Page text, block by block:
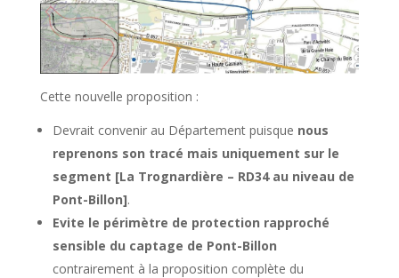
Cette nouvelle proposition :
Devrait convenir au Département puisque nous
reprenons son tracé mais uniquement sur le
segment [La Trognardière – RD34 au niveau de
Pont-Billon].
Evite le périmètre de protection rapproché
sensible du captage de Pont-Billon
contrairement à la proposition complète du